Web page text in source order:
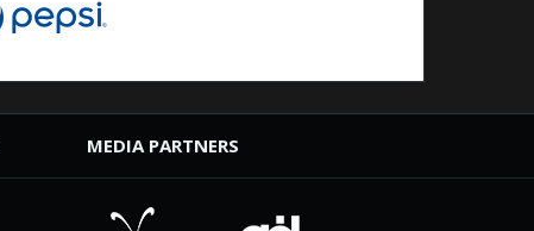
MEDIA PARTNERS